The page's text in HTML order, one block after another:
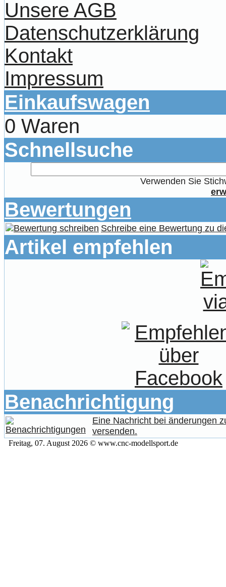
Unsere AGB
Datenschutzerklärung
Kontakt
Impressum
Einkaufswagen
0 Waren
Schnellsuche
Verwenden Sie
Bewertungen
Schreibe eine Bewertung zu
Artikel empfehlen
Benachrichtigung
Eine Nachricht bei änderungen
versenden.
Freitag, 07. August 2026 © www.cnc-modellsport.de